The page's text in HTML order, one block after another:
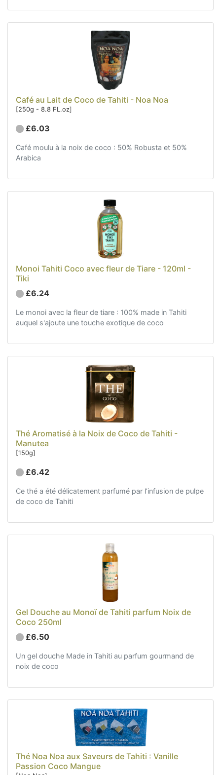
Café au Lait de Coco de Tahiti - Noa Noa
[250g - 8.8 FL.oz]
£6.03
Café moulu à la noix de coco : 50% Robusta et 50%
Arabica
Monoi Tahiti Coco avec fleur de Tiare - 120ml -
Tiki
£6.24
Le monoi avec la fleur de tiare : 100% made in Tahiti
auquel s'ajoute une touche exotique de coco
Thé Aromatisé à la Noix de Coco de Tahiti -
Manutea
[150g]
£6.42
Ce thé a été délicatement parfumé par l’infusion de pulpe
de coco de Tahiti
Gel Douche au Monoï de Tahiti parfum Noix de
Coco 250ml
£6.50
Un gel douche Made in Tahiti au parfum gourmand de
noix de coco
Thé Noa Noa aux Saveurs de Tahiti : Vanille
Passion Coco Mangue